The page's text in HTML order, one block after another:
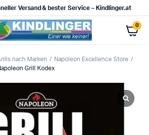
Versand & bester Service – Kindlinger.at
0
nach Marken
Napoleon Excellence Store
Grill Kodex